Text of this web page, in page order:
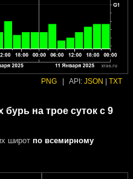
PNG API: JSON TXT
на трое суток с 9
широт по всемирному